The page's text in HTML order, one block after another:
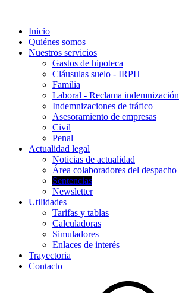
Inicio
Quiénes somos
Nuestros servicios
Gastos de hipoteca
Cláusulas suelo - IRPH
Familia
Laboral - Reclama indemnización
Indemnizaciones de tráfico
Asesoramiento de empresas
Civil
Penal
Actualidad legal
Noticias de actualidad
Área colaboradores del despacho
Sentencias
Newsletter
Utilidades
Tarifas y tablas
Calculadoras
Simuladores
Enlaces de interés
Trayectoria
Contacto